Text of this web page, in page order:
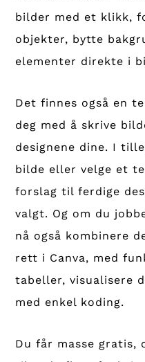
bilder med et klikk,
objekter, bytte
elementer direkte i
Det finnes også en
deg med å skrive
designene dine. I
bilde eller velge et
forslag til ferdige
valgt. Og om du
nå også kombinere
rett i Canva, med
tabeller, visualisere
med enkel koding.
Du får masse gratis,